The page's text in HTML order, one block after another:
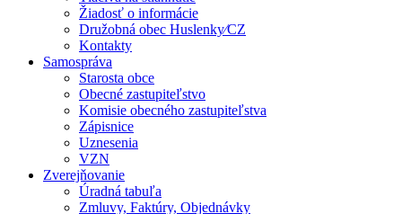
Žiadosť o informácie
Družobná obec Huslenky⁄CZ
Kontakty
Samospráva
Starosta obce
Obecné zastupiteľstvo
Komisie obecného zastupiteľstva
Zápisnice
Uznesenia
VZN
Zverejňovanie
Úradná tabuľa
Zmluvy, Faktúry, Objednávky